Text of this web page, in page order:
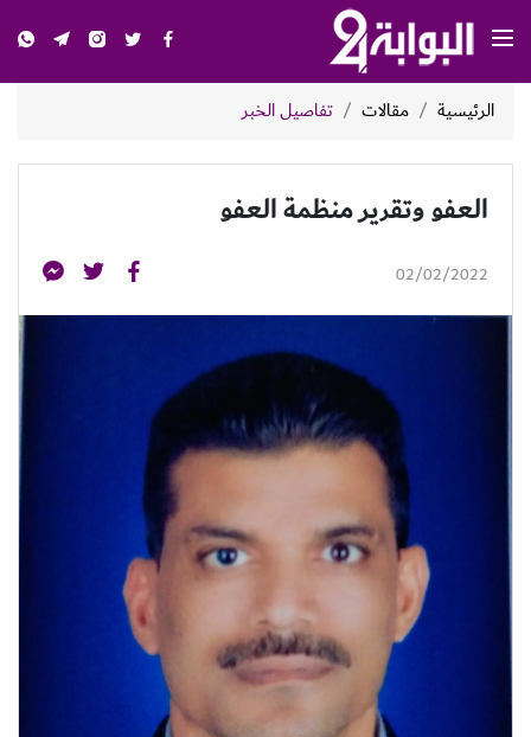
الرئيسية مقالات تفاصيل الخبر
العفو وتقرير منظمة العفو
02/02/2022